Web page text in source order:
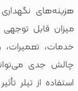
برای
توجهی بالا
و
بر
تأثیر بگذارد.